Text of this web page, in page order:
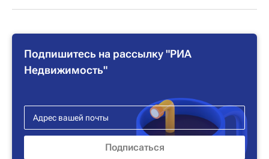
Подпишитесь на рассылку "РИА
Недвижимость"